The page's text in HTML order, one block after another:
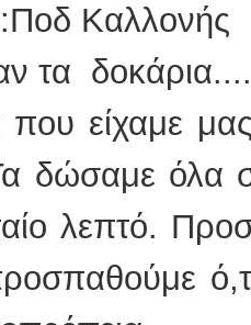
Καλλονής
τα δοκάρια....
που είχαμε
δώσαμε
λεπτό.